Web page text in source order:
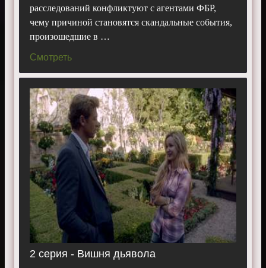
Танни, Рокмонд Данбар, Оуайн Йомен.
Смотреть 5 сезон «Менталист» бесплатно, в
хорошем качестве, на телефоне, планшете, пк или
телевизоре.
расследований конфликтуют с агентами ФБР,
чему причиной становятся скандальные события,
произошедшие в …
Смотреть
2 серия - Вишня дьявола